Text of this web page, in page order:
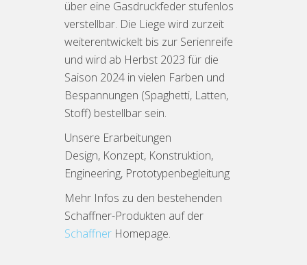
über eine Gasdruckfeder stufenlos
verstellbar. Die Liege wird zurzeit
weiterentwickelt bis zur Serienreife
und wird ab Herbst 2023 für die
Saison 2024 in vielen Farben und
Bespannungen (Spaghetti, Latten,
Stoff) bestellbar sein.
Unsere Erarbeitungen
Design, Konzept, Konstruktion,
Engineering, Prototypenbegleitung
Mehr Infos zu den bestehenden
Schaffner-Produkten auf der
Schaffner Homepage.